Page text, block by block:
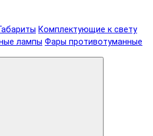
Комплектующие к свету
лампы Фары противотуманные